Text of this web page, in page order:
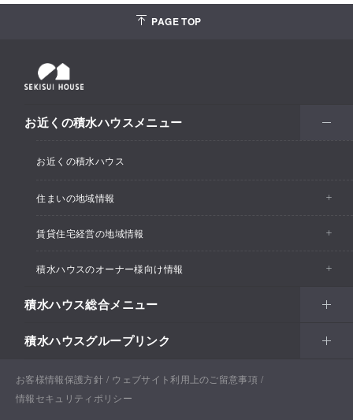
PAGE TOP
お近くの積水ハウスメニュー
お近くの積水ハウス
住まいの地域情報
イベント情報
住宅展示場・ショールーム情報
分譲住宅・土地
戸建住宅
賃貸住宅経営の地域情報
イベント情報
支店・事業所情報
賃貸住宅経営（シャーメゾン）
土地活用
積水ハウスのオーナー様向け情報
カスタマーズセンター
リフォーム
Netオーナーズクラブ
積水ハウス総合メニュー
住まい
戸建住宅
土地活用
積水ハウスグループリンク
積水ハウス ノイエ株式会社
お客様情報保護方針
ウェブサイト利用上のご留意事項
情報セキュリティポリシー